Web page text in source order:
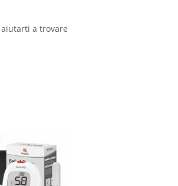
a trovare